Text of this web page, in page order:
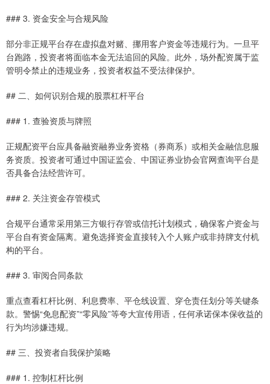
### 3. 资金安全与合规风险
部分非正规平台存在虚拟盘对赌、挪用客户资金等违规行为。一旦平
台跑路，投资者将面临本金无法追回的风险。此外，场外配资属于监
管明令禁止的违规业务，投资者权益不受法律保护。
## 二、如何识别合规的股票杠杆平台
### 1. 查验资质与牌照
正规配资平台应具备融资融券业务资格（券商系）或相关金融信息服
务资质。投资者可通过中国证监会、中国证券业协会官网查询平台是
否具备合法经营许可。
### 2. 关注资金存管模式
合规平台通常采用第三方银行存管或信托计划模式，确保客户资金与
平台自有资金隔离。避免选择资金直接转入个人账户或非持牌支付机
构的平台。
### 3. 审阅合同条款
重点查看杠杆比例、利息费率、平仓线设置、穿仓责任划分等关键条
款。警惕“免息配资”“零风险”等夸大宣传用语，任何承诺保本保收益的
行为均涉嫌违规。
## 三、投资者自我保护策略
### 1. 控制杠杆比例